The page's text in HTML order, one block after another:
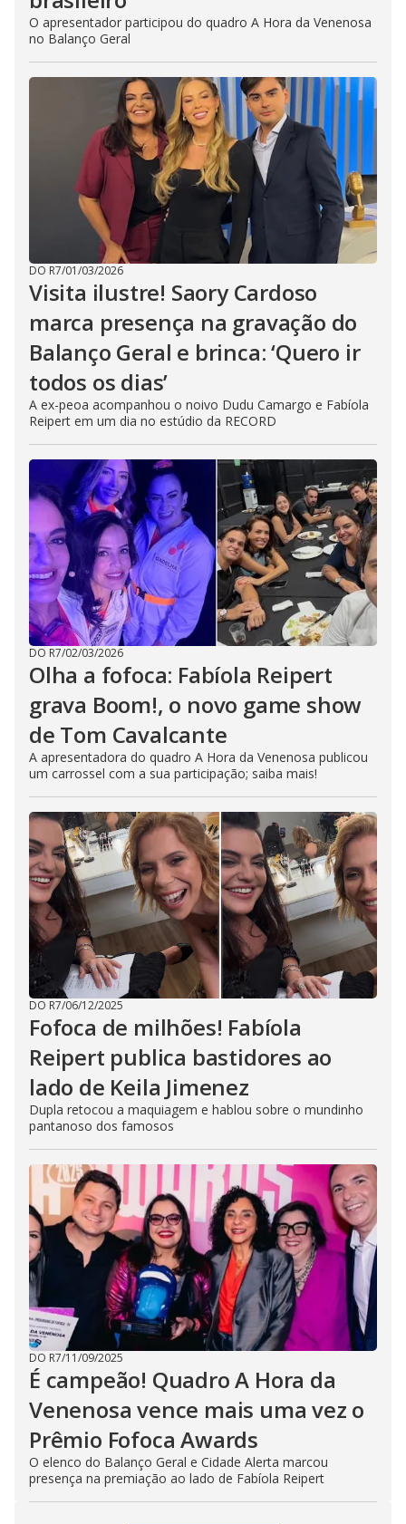
O apresentador participou do quadro A Hora da Venenosa
no Balanço Geral
DO R7/01/03/2026
Visita ilustre! Saory Cardoso
marca presença na gravação do
Balanço Geral e brinca: ‘Quero ir
todos os dias’
A ex-peoa acompanhou o noivo Dudu Camargo e Fabíola
Reipert em um dia no estúdio da RECORD
DO R7/02/03/2026
Olha a fofoca: Fabíola Reipert
grava Boom!, o novo game show
de Tom Cavalcante
A apresentadora do quadro A Hora da Venenosa publicou
um carrossel com a sua participação; saiba mais!
DO R7/06/12/2025
Fofoca de milhões! Fabíola
Reipert publica bastidores ao
lado de Keila Jimenez
Dupla retocou a maquiagem e hablou sobre o mundinho
pantanoso dos famosos
DO R7/11/09/2025
É campeão! Quadro A Hora da
Venenosa vence mais uma vez o
Prêmio Fofoca Awards
O elenco do Balanço Geral e Cidade Alerta marcou
presença na premiação ao lado de Fabíola Reipert